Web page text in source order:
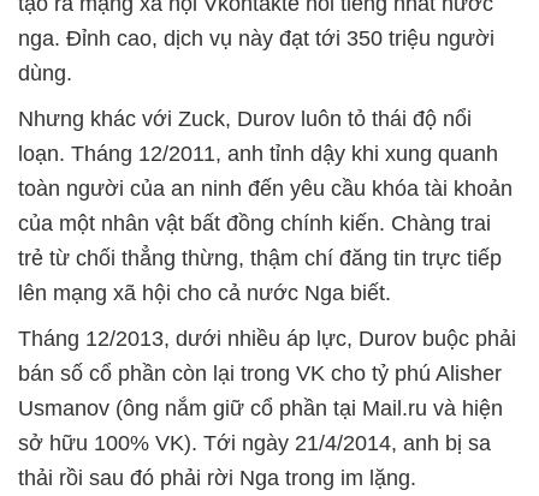
nga. Đỉnh cao, dịch vụ này đạt tới 350 triệu người
dùng.
Nhưng khác với Zuck, Durov luôn tỏ thái độ nổi
loạn. Tháng 12/2011, anh tỉnh dậy khi xung quanh
toàn người của an ninh đến yêu cầu khóa tài khoản
của một nhân vật bất đồng chính kiến. Chàng trai
trẻ từ chối thẳng thừng, thậm chí đăng tin trực tiếp
lên mạng xã hội cho cả nước Nga biết.
Tháng 12/2013, dưới nhiều áp lực, Durov buộc phải
bán số cổ phần còn lại trong VK cho tỷ phú Alisher
Usmanov (ông nắm giữ cổ phần tại Mail.ru và hiện
sở hữu 100% VK). Tới ngày 21/4/2014, anh bị sa
thải rồi sau đó phải rời Nga trong im lặng.